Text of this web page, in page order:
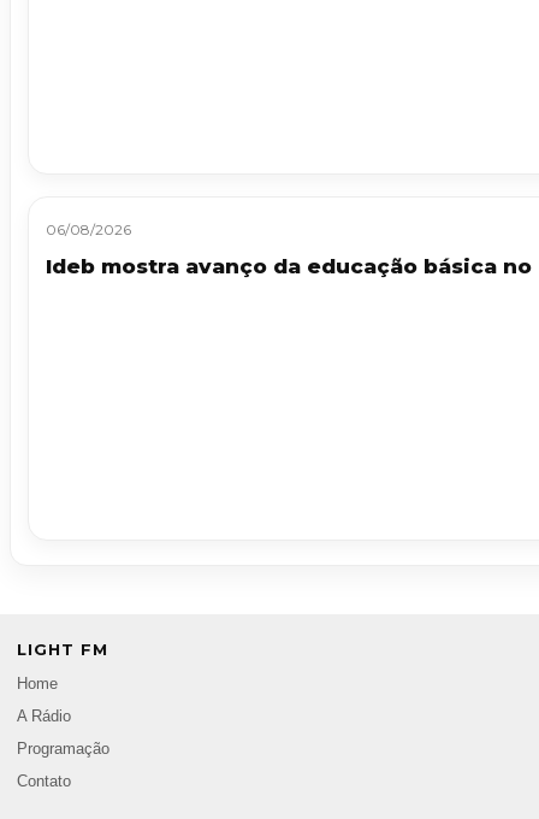
06/08/2026
Ideb mostra avanço da educação básica no
LIGHT FM
Home
A Rádio
Programação
Contato